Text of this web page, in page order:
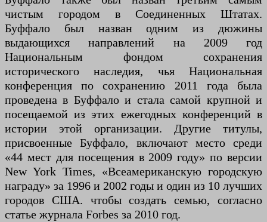
чистым городом в Соединенных Штатах.
Буффало был назван одним из дюжины
выдающихся направлений на 2009 год
Национальным фондом сохранения
исторического наследия, чья Национальная
конференция по сохранению 2011 года была
проведена в Буффало и стала самой крупной и
посещаемой из этих ежегодных конференций в
истории этой организации. Другие титулы,
присвоенные Буффало, включают место среди
«44 мест для посещения в 2009 году» по версии
New York Times, «Всеамериканскую городскую
награду» за 1996 и 2002 годы и один из 10 лучших
городов США. чтобы создать семью, согласно
статье журнала Forbes за 2010 год.